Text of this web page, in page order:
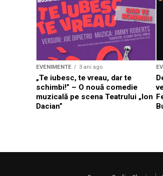
EVENIMENTE 3 ani ago
„Te iubesc, te vreau, dar te
schimbi!” – O nouă comedie
muzicală pe scena Teatrului „Ion
Dacian”